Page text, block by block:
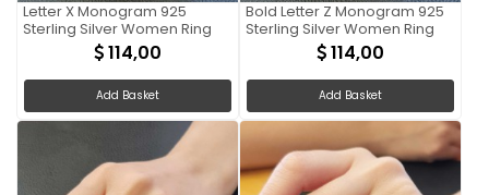
Letter X Monogram 925
Sterling Silver Women Ring
114,00
Add Basket
Bold Letter Z Monogram 925
Sterling Silver Women Ring
114,00
Add Basket